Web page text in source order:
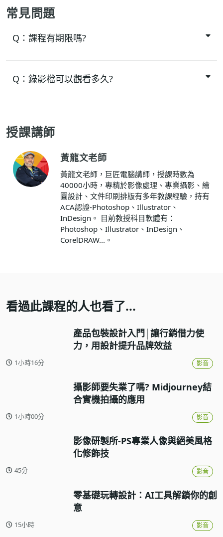
常見問題
Q： 課程有期限嗎?
Q： 錄影檔可以觀看多久?
授課講師
黃龍文老師
黃龍文老師，巨匠電腦講師，授課時數為
40000小時，專精於影像處理、專業攝影、繪
圖設計、文件印刷排版有多年教課經驗，持有
ACA認證-Photoshop、Illustrator、
InDesign。 目前教授科目軟體有：
Photoshop、Illustrator、InDesign、
CorelDRAW...。
看過此課程的人也看了...
產品包裝設計入門│讓行銷借力使
力，用設計提升品牌效益
1小時16分 影音
攝影師要失業了嗎? Midjourney結
合實機拍攝的應用
1小時00分 影音
影像研製所-PS專業人像與絕美風格
化修飾技
45分 影音
零基礎玩轉設計：AI工具解鎖你的創
意
15小時 影音